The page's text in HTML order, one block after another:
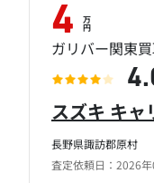
長野県諏訪郡原村
査定依頼日：2026
スズキ キャ
4 万
円
ガリバー関東